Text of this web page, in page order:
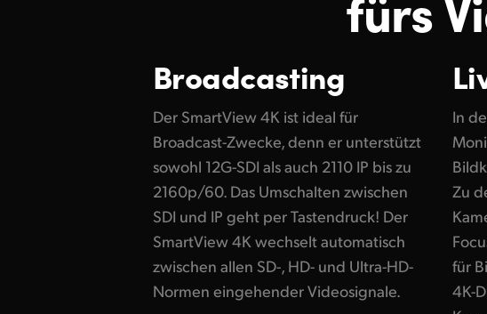
Broadcasting
Der SmartView 4K ist ideal für
Broadcast-Zwecke, denn er unterstützt
sowohl 12G-SDI als auch 2110 IP bis zu
2160p/60. Das Umschalten zwischen
SDI und IP geht per Tastendruck! Der
SmartView 4K wechselt automatisch
zwischen allen SD-, HD- und Ultra-HD-
Normen eingehender Videosignale.
In
Zu
für
4K-